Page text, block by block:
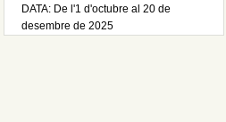
DATA: De l'1 d'octubre al 20 de
desembre de 2025